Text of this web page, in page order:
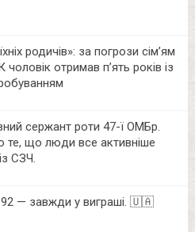
родичів»: за погрози сім’ям
отримав п’ять років із
сержант роти 47-ї ОМБр.
те, що люди все активніше
СЗЧ.
— завжди у виграші. 🇺🇦